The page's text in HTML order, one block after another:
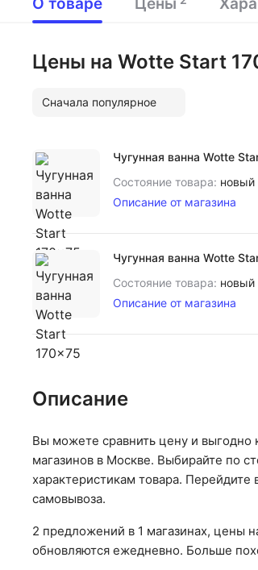
Цены на Wotte Start
Сначала популярное
Чугунная ванна Wotte
Состояние товара: новый
Описание от магазина
Чугунная ванна Wotte
Состояние товара: новый
Описание от магазина
Описание
Вы можете сравнить цену и
магазинов в Москве. Выбирайте по
характеристикам товара. Перейдите
самовывоза.
2 предложений в 1 магазинах, цены
обновляются ежедневно. Больше